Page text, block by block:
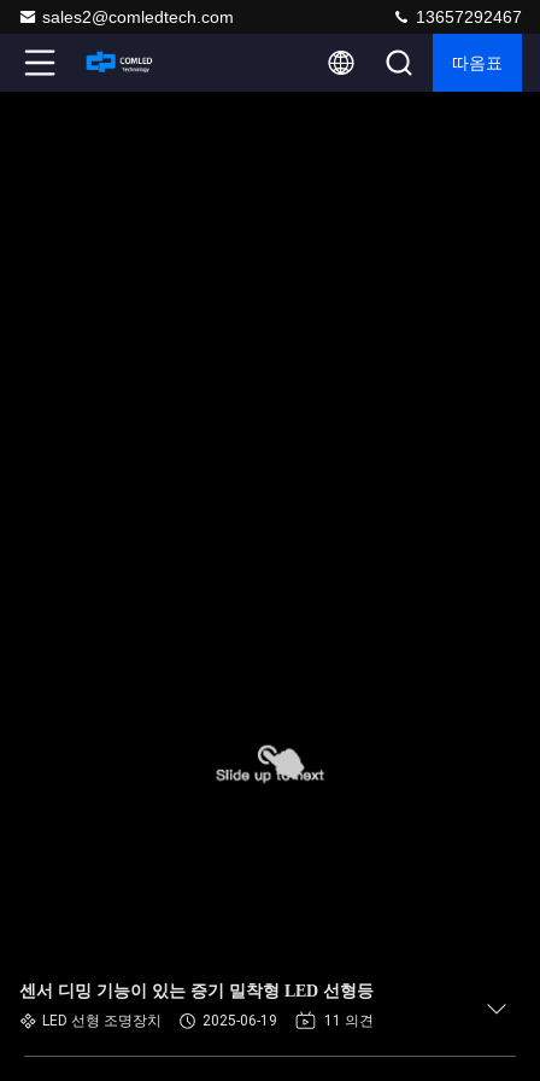
sales2@comledtech.com 13657292467
따옴표
센서 디밍 기능이 있는 증기 밀착형 LED 선형등
LED 선형 조명장치 2025-06-19 11 의견